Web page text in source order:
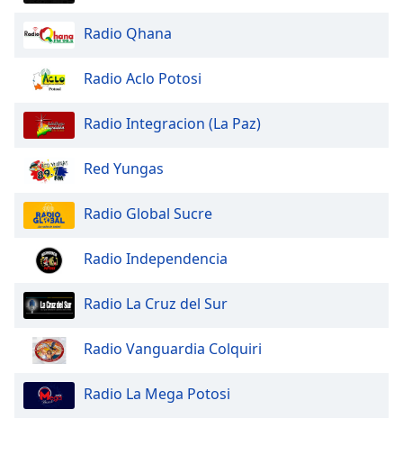
Radio Qhana
Radio Aclo Potosi
Radio Integracion (La Paz)
Red Yungas
Radio Global Sucre
Radio Independencia
Radio La Cruz del Sur
Radio Vanguardia Colquiri
Radio La Mega Potosi